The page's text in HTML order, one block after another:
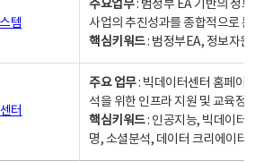
템
주요업무: 범정부 EA 기반의 정
사업의 추진성과를 종합적으로
핵심키워드: 범정부EA, 정보자
터
주요 업무: 빅데이터센터 홈페이
석을 위한 인프라 지원 및 교육정
핵심키워드: 인공지능, 빅데이터,
명, 소셜분석, 데이터 크리에이터